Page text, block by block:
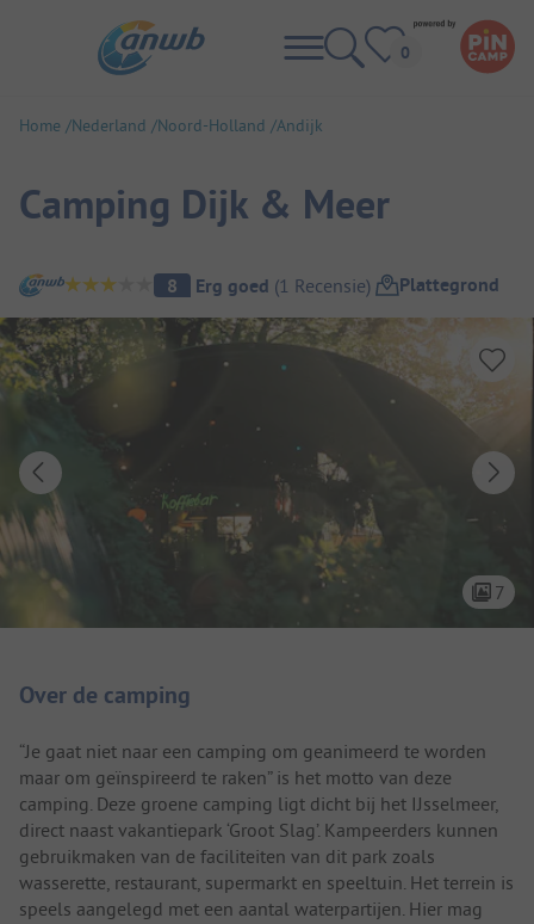
Home Nederland Noord-Holland Andijk
Camping Dijk & Meer
Camping overzicht
8 Erg goed (1 Recensie) Plattegrond
7
Over de camping
“Je gaat niet naar een camping om geanimeerd te worden
maar om geïnspireerd te raken” is het motto van deze
camping. Deze groene camping ligt dicht bij het IJsselmeer,
direct naast vakantiepark ‘Groot Slag’. Kampeerders kunnen
gebruikmaken van de faciliteiten van dit park zoals
wasserette, restaurant, supermarkt en speeltuin. Het terrein is
speels aangelegd met een aantal waterpartijen. Hier mag